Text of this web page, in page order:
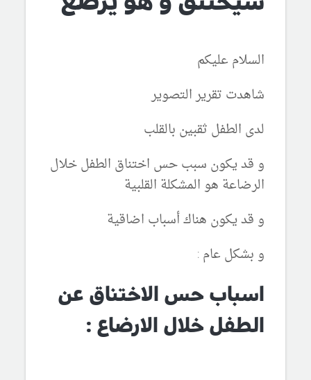
السلام عليكم
شاهدت تقرير التصوير
لدى الطفل ثقبين بالقلب
و قد يكون سبب حس اختناق الطفل خلال
الرضاعة هو المشكلة القلبية
و قد يكون هناك أسباب اضاقية
و بشكل عام :
اسباب حس الاختناق عن
الطفل خلال الارضاع :